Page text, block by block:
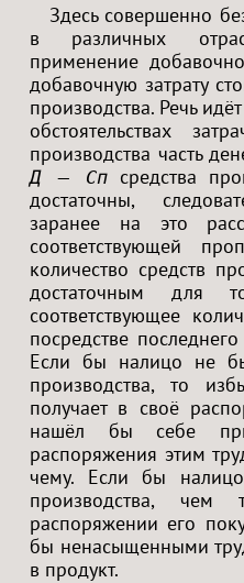
Здесь совершенно
в различных
применение
добавочную затрату
производства. Речь
обстоятельствах
производства часть
Д — Сп средства
достаточны,
заранее на это
соответствующей
количество средств
достаточным для
соответствующее
посредстве
Если бы налицо не
производства, то
получает в своё
нашёл бы себе
распоряжения этим
чему. Если бы
производства, чем
распоряжении его
бы ненасыщенными
в продукт.